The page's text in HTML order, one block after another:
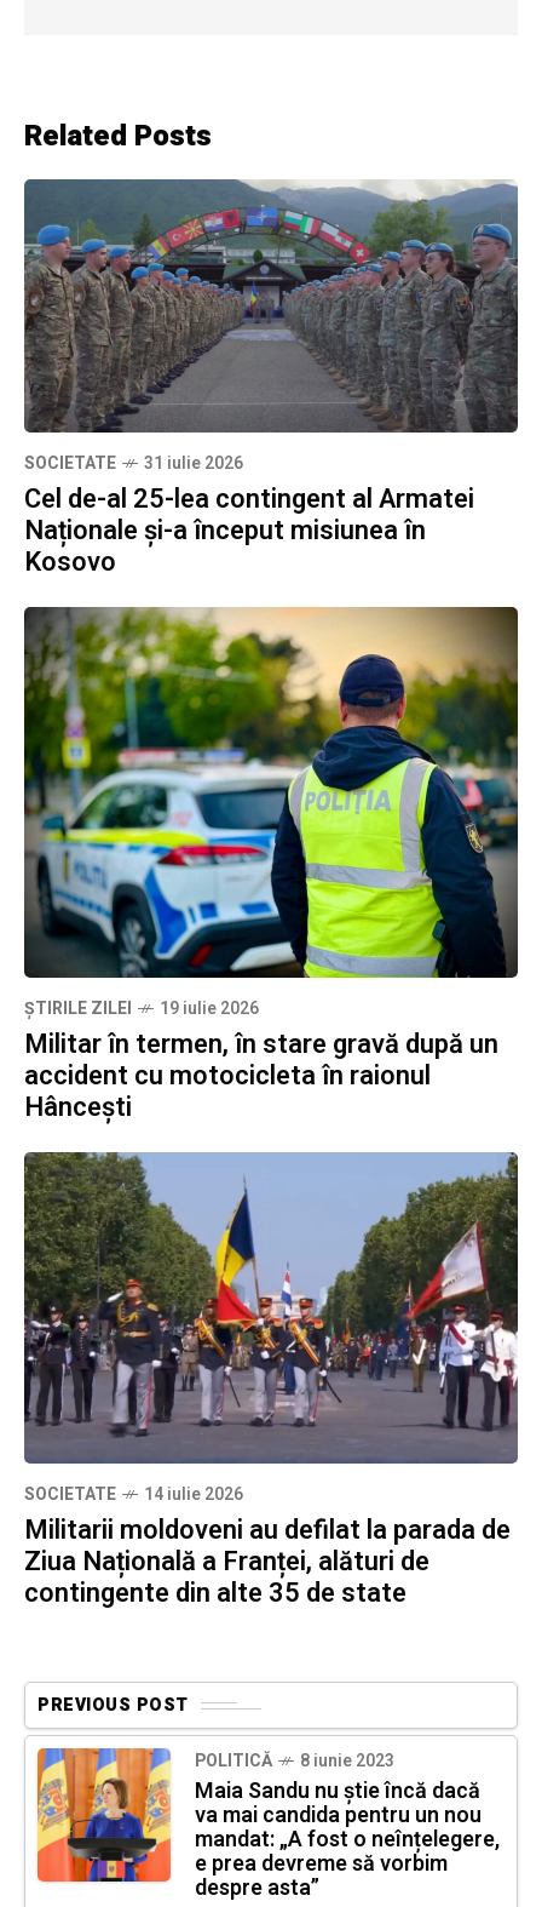
Related Posts
SOCIETATE 31 iulie 2026
Cel de-al 25-lea contingent al Armatei
Naționale și-a început misiunea în
Kosovo
ȘTIRILE ZILEI 19 iulie 2026
Militar în termen, în stare gravă după un
accident cu motocicleta în raionul
Hâncești
SOCIETATE 14 iulie 2026
Militarii moldoveni au defilat la parada de
Ziua Națională a Franței, alături de
contingente din alte 35 de state
PREVIOUS POST
POLITICĂ 8 iunie 2023
Maia Sandu nu știe încă dacă
va mai candida pentru un nou
mandat: „A fost o neînțelegere,
e prea devreme să vorbim
despre asta”